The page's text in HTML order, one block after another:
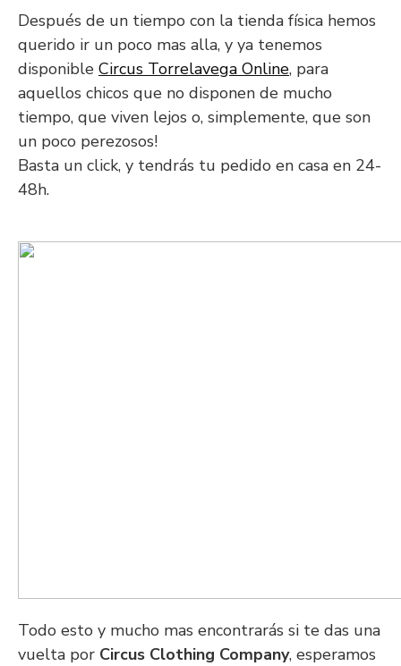
Después de un tiempo con la tienda física hemos
querido ir un poco mas alla, y ya tenemos
disponible Circus Torrelavega Online, para
aquellos chicos que no disponen de mucho
tiempo, que viven lejos o, simplemente, que son
un poco perezosos!
Basta un click, y tendrás tu pedido en casa en 24-
48h.
Todo esto y mucho mas encontrarás si te das una
vuelta por Circus Clothing Company, esperamos